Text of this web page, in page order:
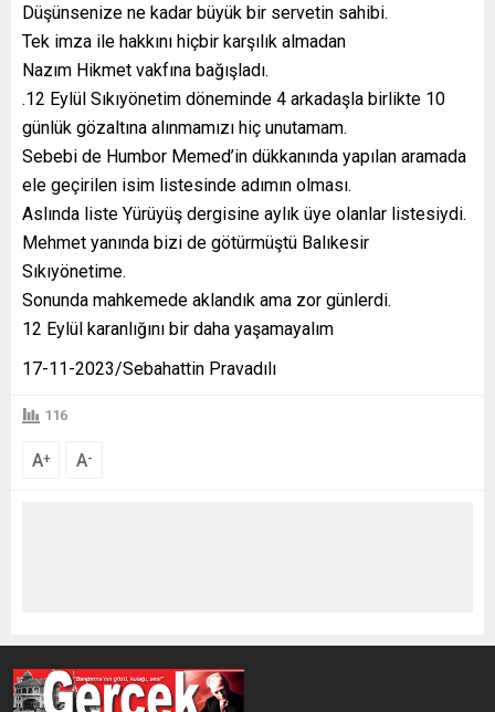
Düşünsenize ne kadar büyük bir servetin sahibi.
Tek imza ile hakkını hiçbir karşılık almadan
Nazım Hikmet vakfına bağışladı.
.12 Eylül Sıkıyönetim döneminde 4 arkadaşla birlikte 10
günlük gözaltına alınmamızı hiç unutamam.
Sebebi de Humbor Memed’in dükkanında yapılan aramada
ele geçirilen isim listesinde adımın olması.
Aslında liste Yürüyüş dergisine aylık üye olanlar listesiydi.
Mehmet yanında bizi de götürmüştü Balıkesir
Sıkıyönetime.
Sonunda mahkemede aklandık ama zor günlerdi.
12 Eylül karanlığını bir daha yaşamayalım
17-11-2023/Sebahattin Pravadılı
116
A+ A-